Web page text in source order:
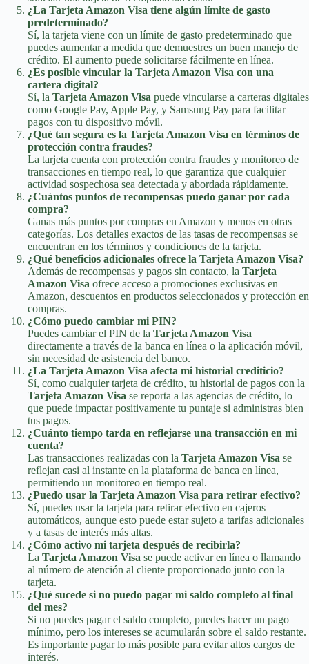
¿La Tarjeta Amazon Visa tiene algún límite de gasto
predeterminado?
Sí, la tarjeta viene con un límite de gasto predeterminado que
puedes aumentar a medida que demuestres un buen manejo de
crédito. El aumento puede solicitarse fácilmente en línea.
¿Es posible vincular la Tarjeta Amazon Visa con una
cartera digital?
Sí, la Tarjeta Amazon Visa puede vincularse a carteras digitales
como Google Pay, Apple Pay, y Samsung Pay para facilitar
pagos con tu dispositivo móvil.
¿Qué tan segura es la Tarjeta Amazon Visa en términos de
protección contra fraudes?
La tarjeta cuenta con protección contra fraudes y monitoreo de
transacciones en tiempo real, lo que garantiza que cualquier
actividad sospechosa sea detectada y abordada rápidamente.
¿Cuántos puntos de recompensas puedo ganar por cada
compra?
Ganas más puntos por compras en Amazon y menos en otras
categorías. Los detalles exactos de las tasas de recompensas se
encuentran en los términos y condiciones de la tarjeta.
¿Qué beneficios adicionales ofrece la Tarjeta Amazon Visa?
Además de recompensas y pagos sin contacto, la Tarjeta
Amazon Visa ofrece acceso a promociones exclusivas en
Amazon, descuentos en productos seleccionados y protección en
compras.
¿Cómo puedo cambiar mi PIN?
Puedes cambiar el PIN de la Tarjeta Amazon Visa
directamente a través de la banca en línea o la aplicación móvil,
sin necesidad de asistencia del banco.
¿La Tarjeta Amazon Visa afecta mi historial crediticio?
Sí, como cualquier tarjeta de crédito, tu historial de pagos con la
Tarjeta Amazon Visa se reporta a las agencias de crédito, lo
que puede impactar positivamente tu puntaje si administras bien
tus pagos.
¿Cuánto tiempo tarda en reflejarse una transacción en mi
cuenta?
Las transacciones realizadas con la Tarjeta Amazon Visa se
reflejan casi al instante en la plataforma de banca en línea,
permitiendo un monitoreo en tiempo real.
¿Puedo usar la Tarjeta Amazon Visa para retirar efectivo?
Sí, puedes usar la tarjeta para retirar efectivo en cajeros
automáticos, aunque esto puede estar sujeto a tarifas adicionales
y a tasas de interés más altas.
¿Cómo activo mi tarjeta después de recibirla?
La Tarjeta Amazon Visa se puede activar en línea o llamando
al número de atención al cliente proporcionado junto con la
tarjeta.
¿Qué sucede si no puedo pagar mi saldo completo al final
del mes?
Si no puedes pagar el saldo completo, puedes hacer un pago
mínimo, pero los intereses se acumularán sobre el saldo restante.
Es importante pagar lo más posible para evitar altos cargos de
interés.